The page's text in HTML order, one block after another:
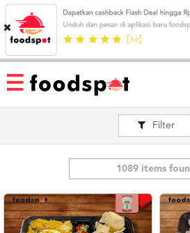
HOME
MENU
RESTAURANT
MEREKA
KATALOG
Filter
1089 items